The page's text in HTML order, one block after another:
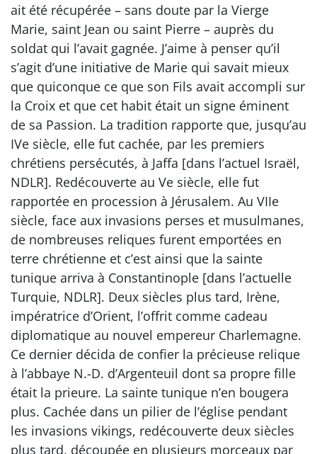
ait été récupérée – sans doute par la Vierge
Marie, saint Jean ou saint Pierre – auprès du
soldat qui l’avait gagnée. J’aime à penser qu’il
s’agit d’une initiative de Marie qui savait mieux
que quiconque ce que son Fils avait accompli sur
la Croix et que cet habit était un signe éminent
de sa Passion. La tradition rapporte que, jusqu’au
IVe siècle, elle fut cachée, par les premiers
chrétiens persécutés, à Jaffa [dans l’actuel Israël,
NDLR]. Redécouverte au Ve siècle, elle fut
rapportée en procession à Jérusalem. Au VIIe
siècle, face aux invasions perses et musulmanes,
de nombreuses reliques furent emportées en
terre chrétienne et c’est ainsi que la sainte
tunique arriva à Constantinople [dans l’actuelle
Turquie, NDLR]. Deux siècles plus tard, Irène,
impératrice d’Orient, l’offrit comme cadeau
diplomatique au nouvel empereur Charlemagne.
Ce dernier décida de confier la précieuse relique
à l’abbaye N.-D. d’Argenteuil dont sa propre fille
était la prieure. La sainte tunique n’en bougera
plus. Cachée dans un pilier de l’église pendant
les invasions vikings, redécouverte deux siècles
plus tard, découpée en plusieurs morceaux par